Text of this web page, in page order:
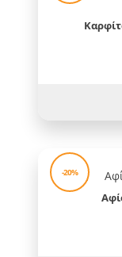
-20%